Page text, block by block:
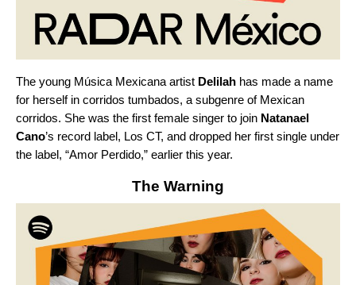
The young Música Mexicana artist Delilah has made a name
for herself in corridos tumbados, a subgenre of Mexican
corridos. She was the first female singer to join Natanael
Cano’s record label, Los CT, and dropped her first single under
the label, “Amor Perdido,” earlier this year.
The Warning